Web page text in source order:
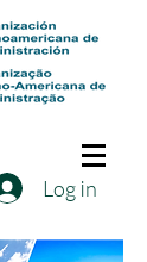
Log In